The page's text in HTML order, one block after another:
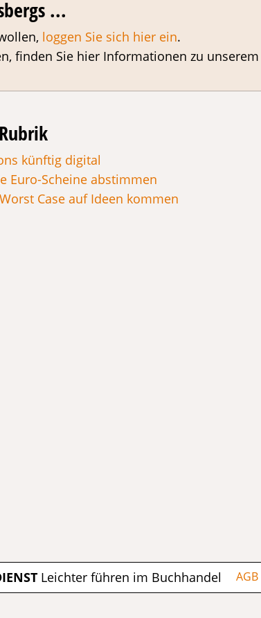
...
loggen Sie sich hier ein.
finden Sie hier Informationen zu unserem
künftig digital
Euro-Scheine abstimmen
Case auf Ideen kommen
Leichter führen im Buchhandel AGB